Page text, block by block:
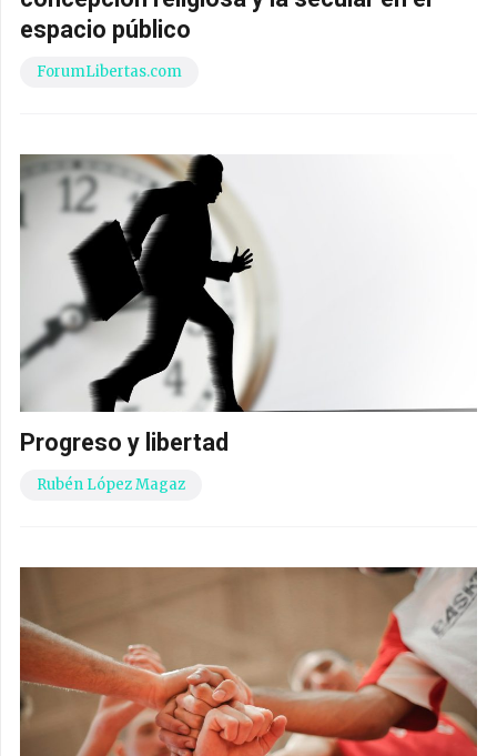
espacio público
ForumLibertas.com
Progreso y libertad
Rubén López Magaz